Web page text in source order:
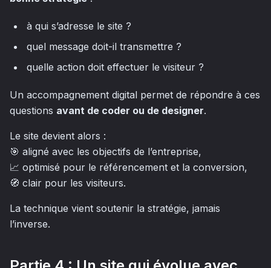
à qui s’adresse le site ?
quel message doit-il transmettre ?
quelle action doit effectuer le visiteur ?
Un accompagnement digital permet de répondre à ces
questions avant de coder ou de designer.
Le site devient alors :
🎯 aligné avec les objectifs de l’entreprise,
📈 optimisé pour le référencement et la conversion,
🧭 clair pour les visiteurs.
La technique vient soutenir la stratégie, jamais
l’inverse.